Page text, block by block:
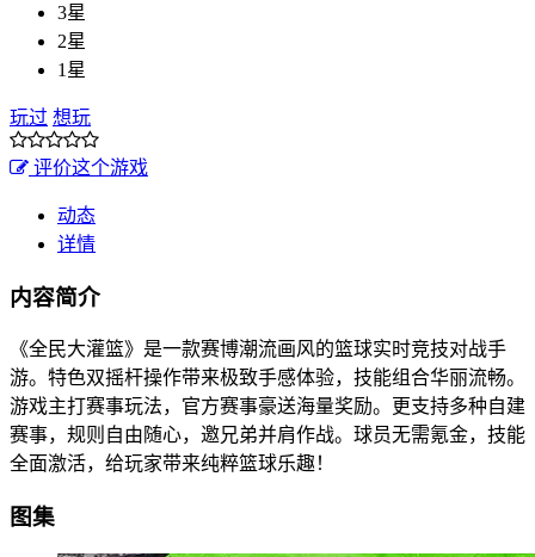
3星
2星
1星
玩过 想玩
评价这个游戏
动态
详情
内容简介
《全民大灌篮》是一款赛博潮流画风的篮球实时竞技对战手
游。特色双摇杆操作带来极致手感体验，技能组合华丽流畅。
游戏主打赛事玩法，官方赛事豪送海量奖励。更支持多种自建
赛事，规则自由随心，邀兄弟并肩作战。球员无需氪金，技能
全面激活，给玩家带来纯粹篮球乐趣！
图集